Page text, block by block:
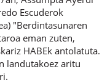
Escuderok
"Berdintasunaren
eman zuten,
HABEk antolatuta.
landutakoez aritu